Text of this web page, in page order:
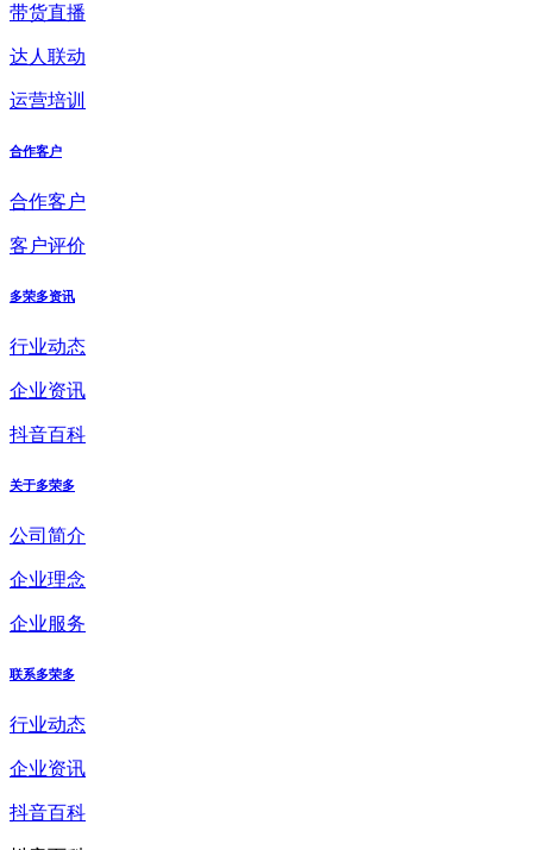
带货直播
达人联动
运营培训
合作客户
合作客户
客户评价
多荣多资讯
行业动态
企业资讯
抖音百科
关于多荣多
公司简介
企业理念
企业服务
联系多荣多
行业动态
企业资讯
抖音百科